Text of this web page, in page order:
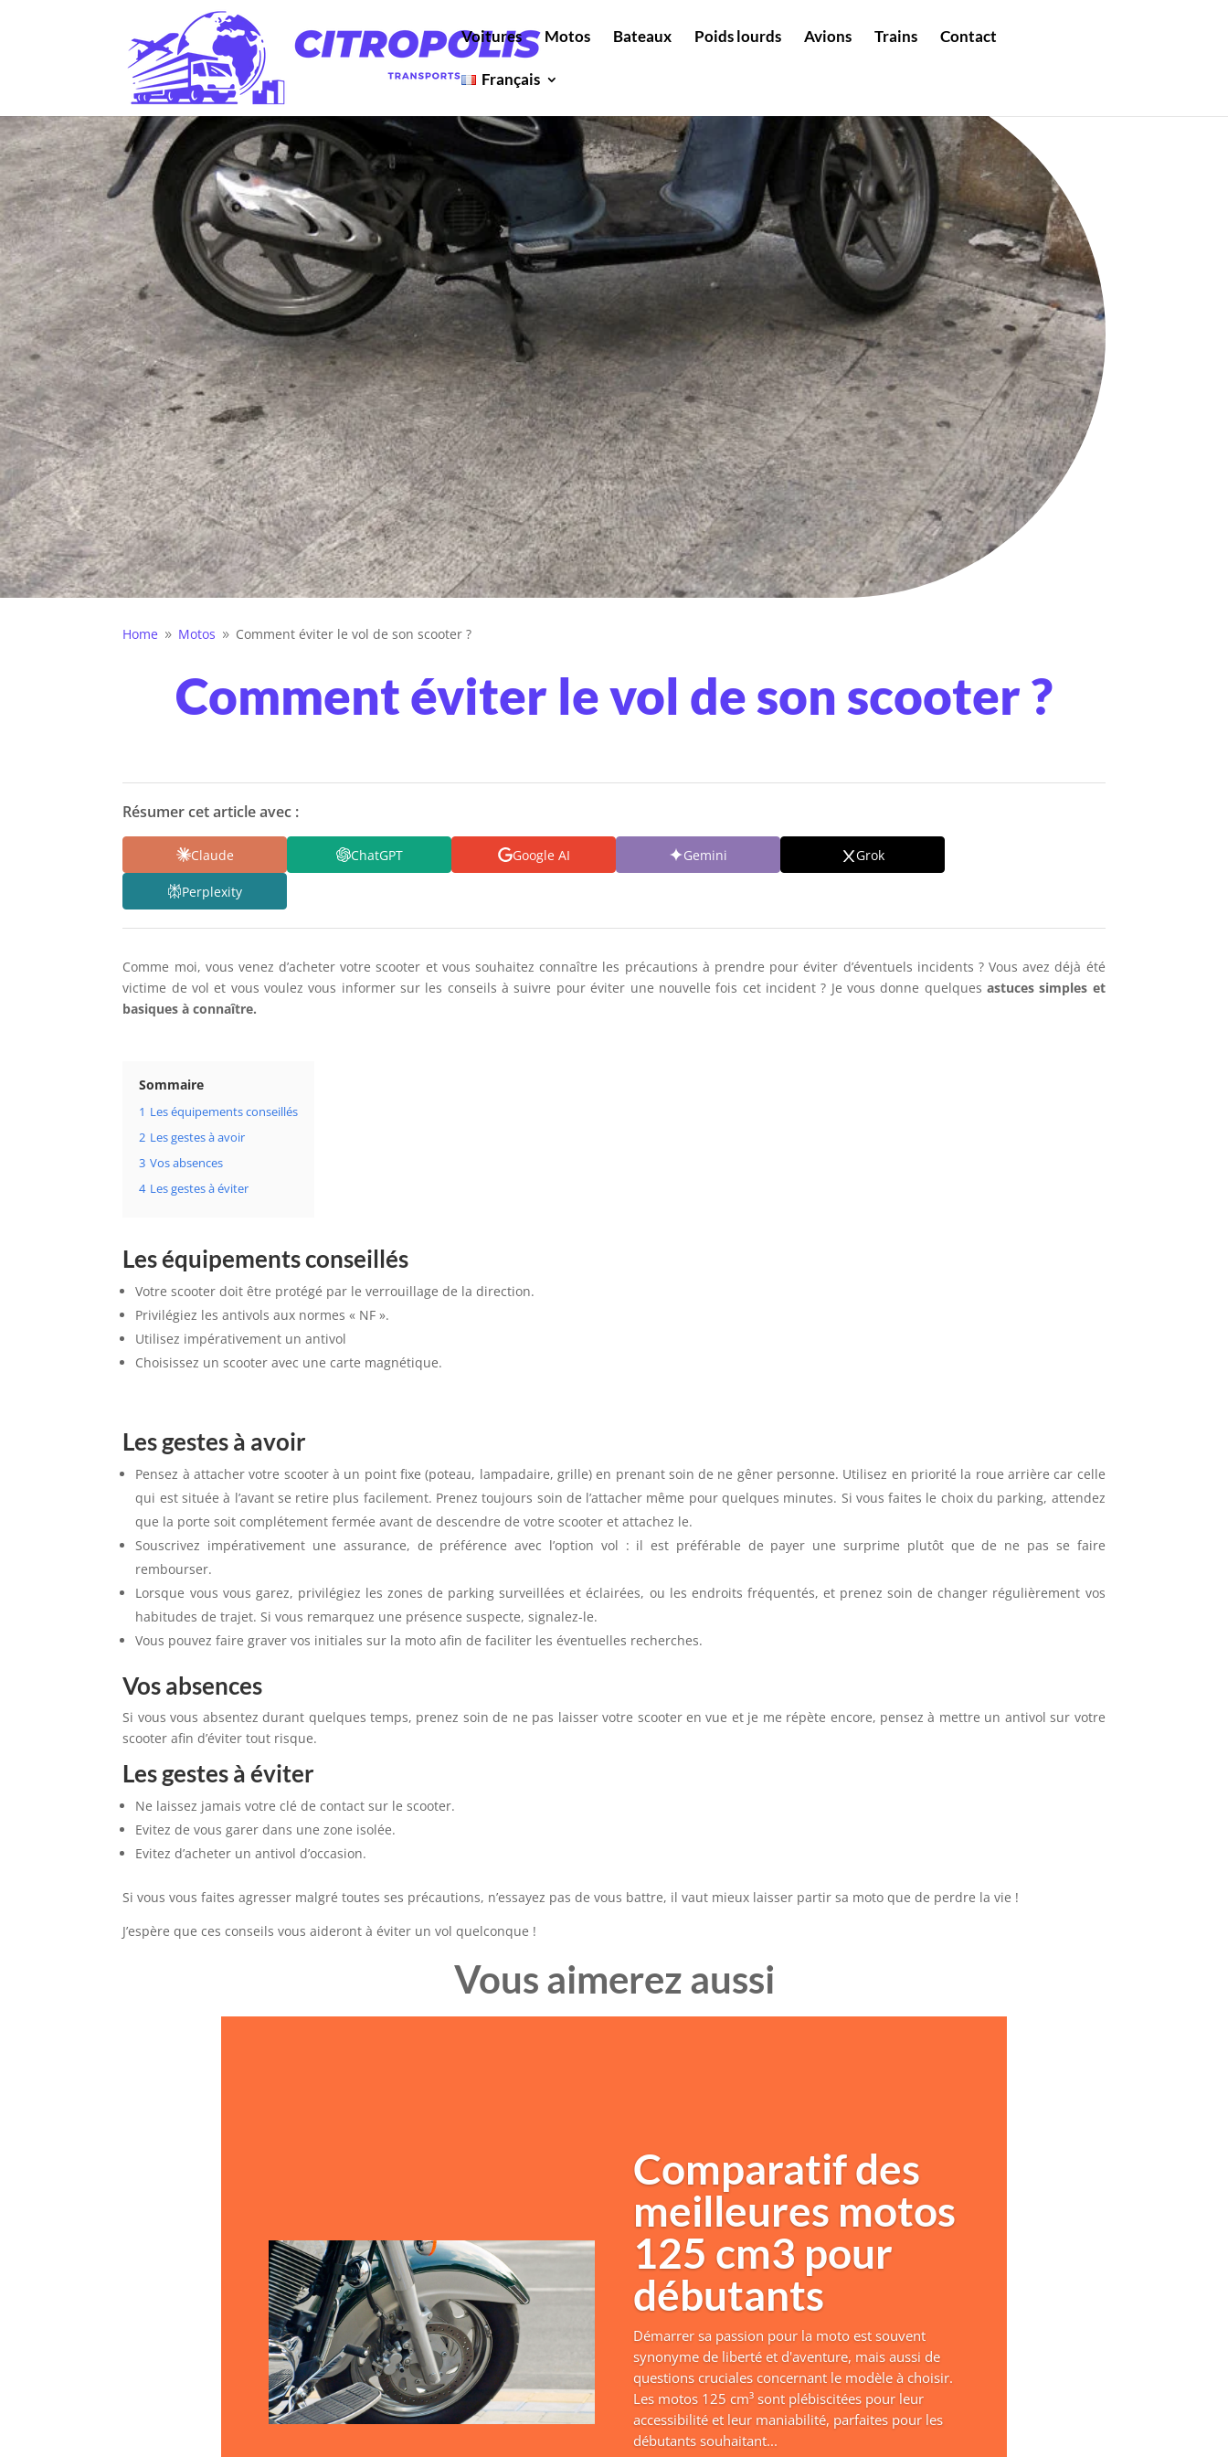
Voitures Motos Bateaux Poids lourds Avions Trains Contact
Français
Home 9 Motos 9 Comment éviter le vol de son scooter ?
Comment éviter le vol de son scooter ?
Résumer cet article avec :
Claude ChatGPT Google AI Gemini Grok
Perplexity
Comme moi, vous venez d’acheter votre scooter et vous souhaitez connaître les précautions à prendre pour éviter d’éventuels incidents ? Vous avez déjà été
victime de vol et vous voulez vous informer sur les conseils à suivre pour éviter une nouvelle fois cet incident ? Je vous donne quelques astuces simples et
basiques à connaître.
Sommaire
1 Les équipements conseillés
2 Les gestes à avoir
3 Vos absences
4 Les gestes à éviter
Les équipements conseillés
Votre scooter doit être protégé par le verrouillage de la direction.
Privilégiez les antivols aux normes « NF ».
Utilisez impérativement un antivol
Choisissez un scooter avec une carte magnétique.
Les gestes à avoir
Pensez à attacher votre scooter à un point fixe (poteau, lampadaire, grille) en prenant soin de ne gêner personne. Utilisez en priorité la roue arrière car celle
qui est située à l’avant se retire plus facilement. Prenez toujours soin de l’attacher même pour quelques minutes. Si vous faites le choix du parking, attendez
que la porte soit complétement fermée avant de descendre de votre scooter et attachez le.
Souscrivez impérativement une assurance, de préférence avec l’option vol : il est préférable de payer une surprime plutôt que de ne pas se faire
rembourser.
Lorsque vous vous garez, privilégiez les zones de parking surveillées et éclairées, ou les endroits fréquentés, et prenez soin de changer régulièrement vos
habitudes de trajet. Si vous remarquez une présence suspecte, signalez-le.
Vous pouvez faire graver vos initiales sur la moto afin de faciliter les éventuelles recherches.
Vos absences
Si vous vous absentez durant quelques temps, prenez soin de ne pas laisser votre scooter en vue et je me répète encore, pensez à mettre un antivol sur votre
scooter afin d’éviter tout risque.
Les gestes à éviter
Ne laissez jamais votre clé de contact sur le scooter.
Evitez de vous garer dans une zone isolée.
Evitez d’acheter un antivol d’occasion.
Si vous vous faites agresser malgré toutes ses précautions, n’essayez pas de vous battre, il vaut mieux laisser partir sa moto que de perdre la vie !
J’espère que ces conseils vous aideront à éviter un vol quelconque !
Vous aimerez aussi
Comparatif des
meilleures motos
125 cm3 pour
débutants
Démarrer sa passion pour la moto est souvent
synonyme de liberté et d'aventure, mais aussi de
questions cruciales concernant le modèle à choisir.
Les motos 125 cm³ sont plébiscitées pour leur
accessibilité et leur maniabilité, parfaites pour les
débutants souhaitant...